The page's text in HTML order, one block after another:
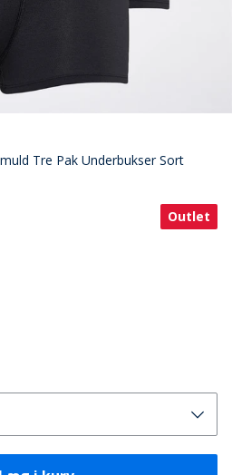
Tre Pak Underbukser Sort
Outlet